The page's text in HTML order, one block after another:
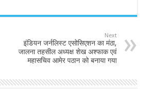
Next
इंडियन जर्नलिस्ट एसोसिएशन का मंठा,
जालना तहसील अध्यक्ष शेख अश्फाक एवं
महासचिव आमेर पठान को बनाया गया